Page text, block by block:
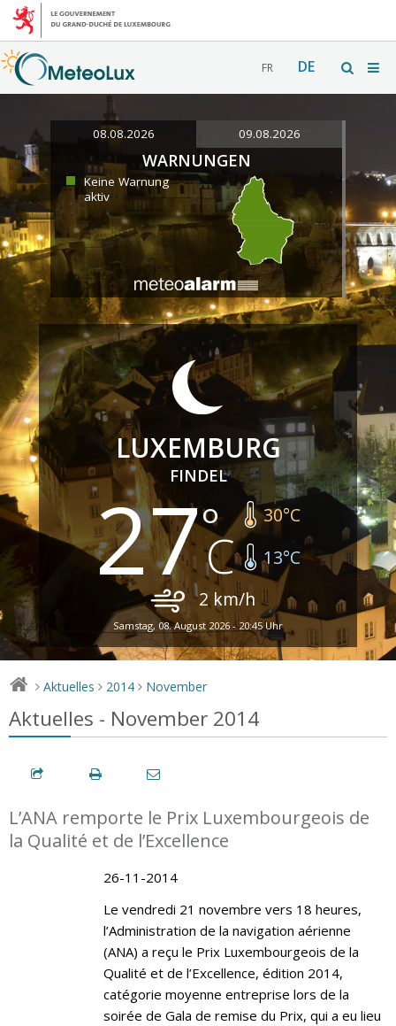
FR DE
08.08.2026 09.08.2026
WARNUNGEN
Keine Warnung
aktiv
LUXEMBURG
FINDEL
27 30°C
13°C
2 km/h
Samstag, 08. August 2026 - 20:45 Uhr
> Aktuelles > 2014 > November
Aktuelles - November 2014
L’ANA remporte le Prix Luxembourgeois de
la Qualité et de l’Excellence
26-11-2014
Le vendredi 21 novembre vers 18 heures,
l’Administration de la navigation aérienne
(ANA) a reçu le Prix Luxembourgeois de la
Qualité et de l’Excellence, édition 2014,
catégorie moyenne entreprise lors de la
soirée de Gala de remise du Prix, qui a eu lieu